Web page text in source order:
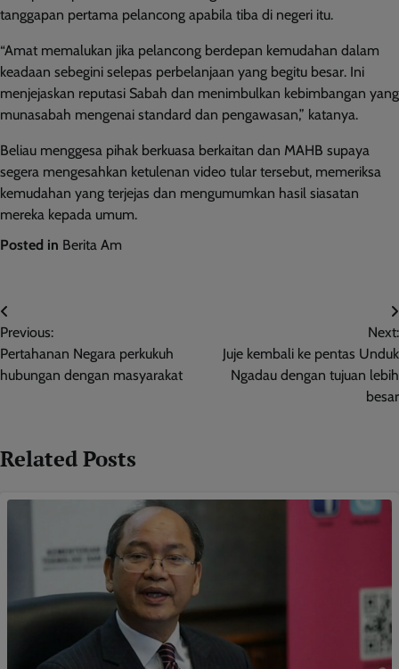
tanggapan pertama pelancong apabila tiba di negeri itu.
“Amat memalukan jika pelancong berdepan kemudahan dalam
keadaan sebegini selepas perbelanjaan yang begitu besar. Ini
menjejaskan reputasi Sabah dan menimbulkan kebimbangan yang
munasabah mengenai standard dan pengawasan,” katanya.
Beliau menggesa pihak berkuasa berkaitan dan MAHB supaya
segera mengesahkan ketulenan video tular tersebut, memeriksa
kemudahan yang terjejas dan mengumumkan hasil siasatan
mereka kepada umum.
Posted in Berita Am
Post
navigation
Previous:
Pertahanan Negara perkukuh
hubungan dengan masyarakat
Next:
Juje kembali ke pentas Unduk
Ngadau dengan tujuan lebih
besar
Related Posts